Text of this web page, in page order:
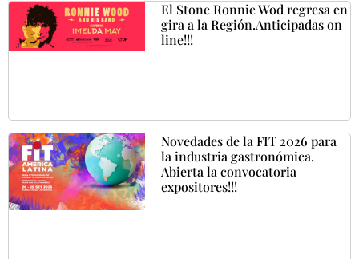
El Stone Ronnie Wod regresa en
gira a la Región.Anticipadas on
line!!!
Novedades de la FIT 2026 para
la industria gastronómica.
Abierta la convocatoria
expositores!!!